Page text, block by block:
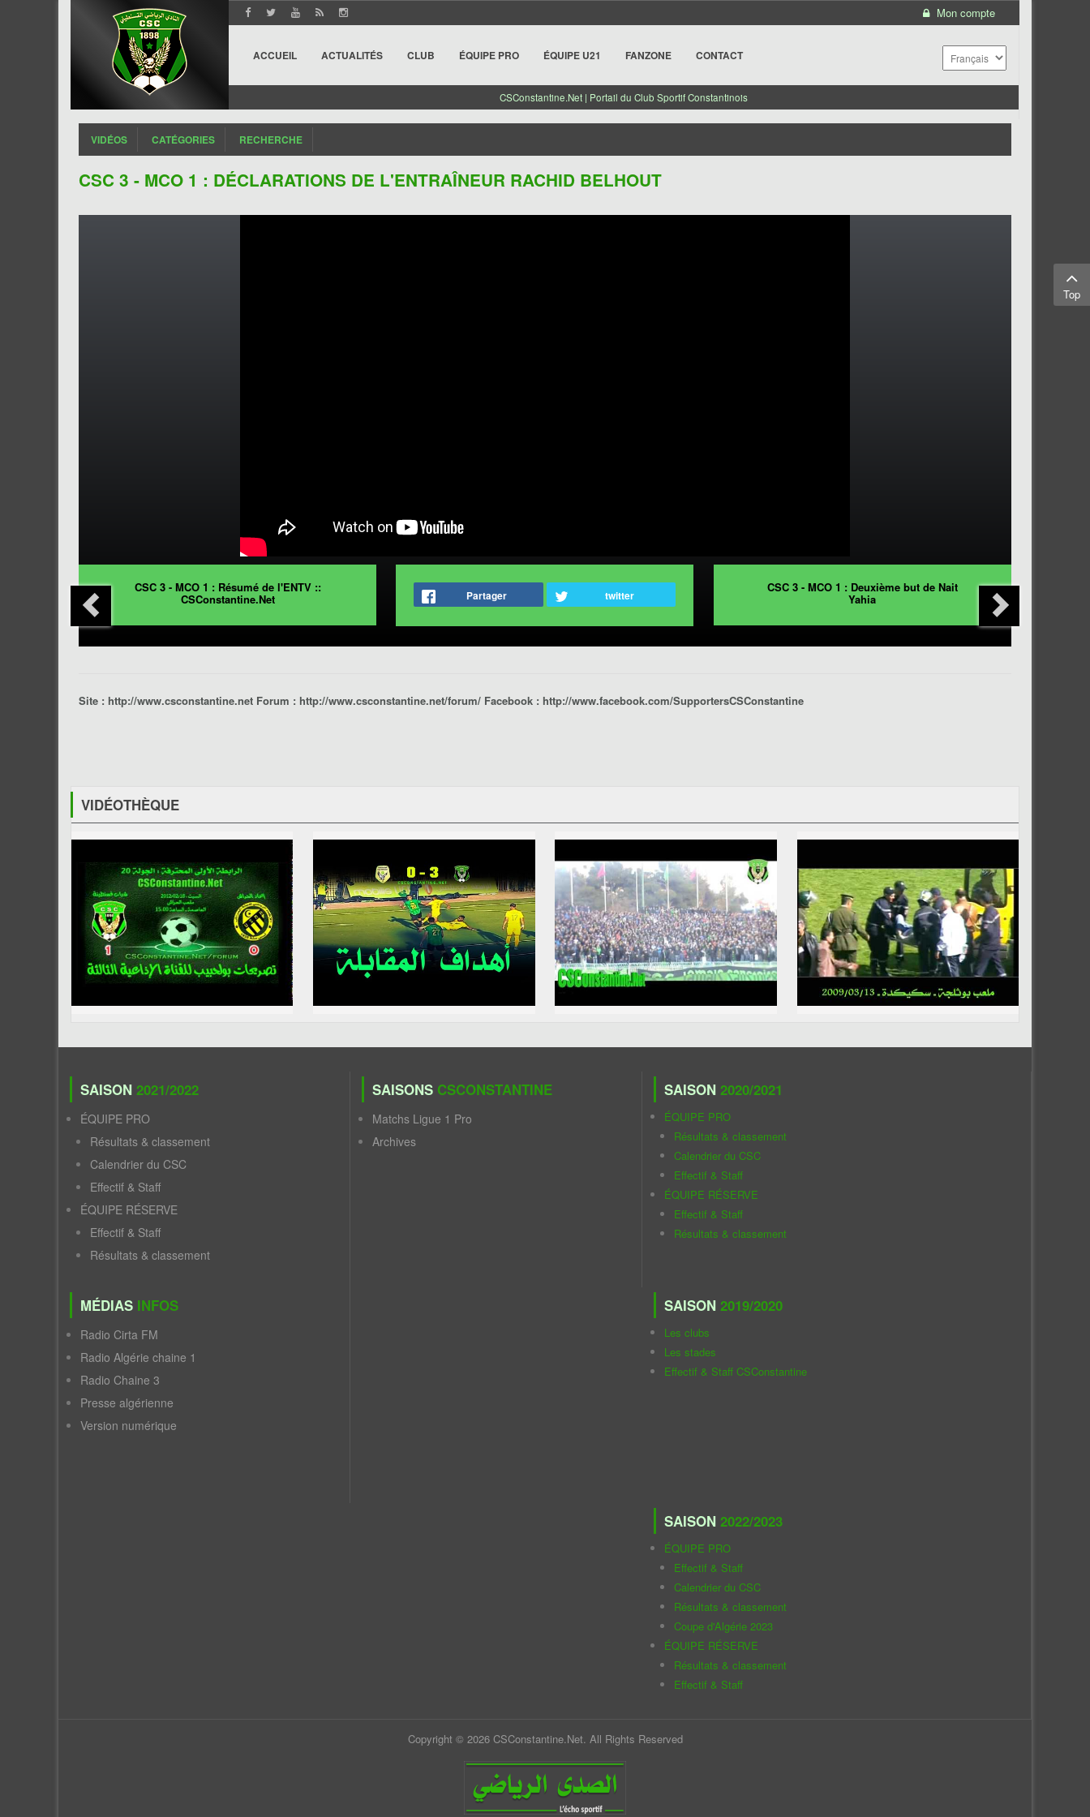
Mon compte
ACCUEIL ACTUALITÉS CLUB ÉQUIPE PRO ÉQUIPE U21 FANZONE CONTACT
CSConstantine.Net | Portail du Club Sportif Constantinois
VIDÉOS CATÉGORIES RECHERCHE
CSC 3 - MCO 1 : DÉCLARATIONS DE L'ENTRAÎNEUR RACHID BELHOUT
CSC 3 - MCO 1 : Résumé de l'ENTV ::
CSConstantine.Net Partager twitter
CSC 3 - MCO 1 : Deuxième but de Nait
Yahia
Site : http://www.csconstantine.net Forum : http://www.csconstantine.net/forum/ Facebook : http://www.facebook.com/SupportersCSConstantine
VIDÉOTHÈQUE
SAISON 2021/2022
ÉQUIPE PRO
Résultats & classement
Calendrier du CSC
Effectif & Staff
ÉQUIPE RÉSERVE
Effectif & Staff
Résultats & classement
MÉDIAS INFOS
Radio Cirta FM
Radio Algérie chaine 1
Radio Chaine 3
Presse algérienne
Version numérique
SAISONS CSCONSTANTINE
Matchs Ligue 1 Pro
Archives
SAISON 2020/2021
ÉQUIPE PRO
Résultats & classement
Calendrier du CSC
Effectif & Staff
ÉQUIPE RÉSERVE
Effectif & Staff
Résultats & classement
SAISON 2019/2020
Les clubs
Les stades
Effectif & Staff CSConstantine
SAISON 2022/2023
ÉQUIPE PRO
Effectif & Staff
Calendrier du CSC
Résultats & classement
Coupe d'Algérie 2023
ÉQUIPE RÉSERVE
Résultats & classement
Effectif & Staff
Copyright © 2026 CSConstantine.Net. All Rights Reserved
Top